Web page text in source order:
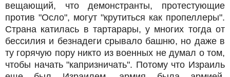
вещающий, что демонстранты, протестующие
против "Осло", могут "крутиться как пропеллеры".
Страна катилась в тартарары, у многих тогда от
бессилия и безнадеги срывало башню, но даже в
ту горячую пору никто из военных не думал о том,
чтобы начать "капризничать". Потому что Израиль